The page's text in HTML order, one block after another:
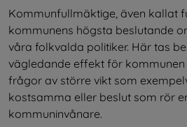
Kommunfullmäktige, även kallat
kommunens högsta beslutande
våra folkvalda politiker. Här tas
vägledande effekt för kommunen
frågor av större vikt som
kostsamma eller beslut som rör
kommuninvånare.